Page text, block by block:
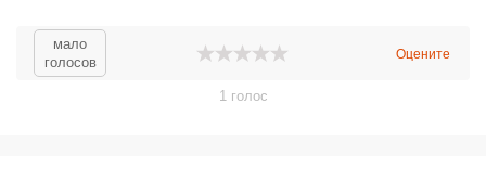
мало
голосов
Оцените
1голос